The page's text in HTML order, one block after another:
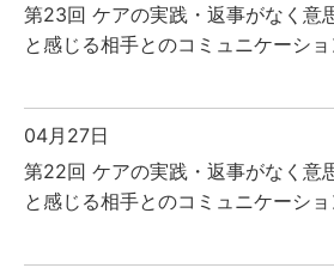
第23回 ケアの実践・返事がなく意
と感じる相手とのコミュニケーシ
04月27日
第22回 ケアの実践・返事がなく意
と感じる相手とのコミュニケーショ